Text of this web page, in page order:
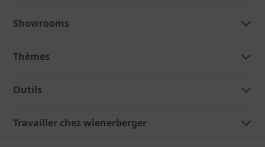
Showrooms
Thèmes
Outils
Travailler chez wienerberger